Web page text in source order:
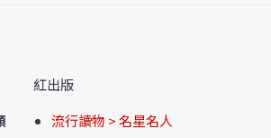
紅出版
流行讀物 > 名星名人